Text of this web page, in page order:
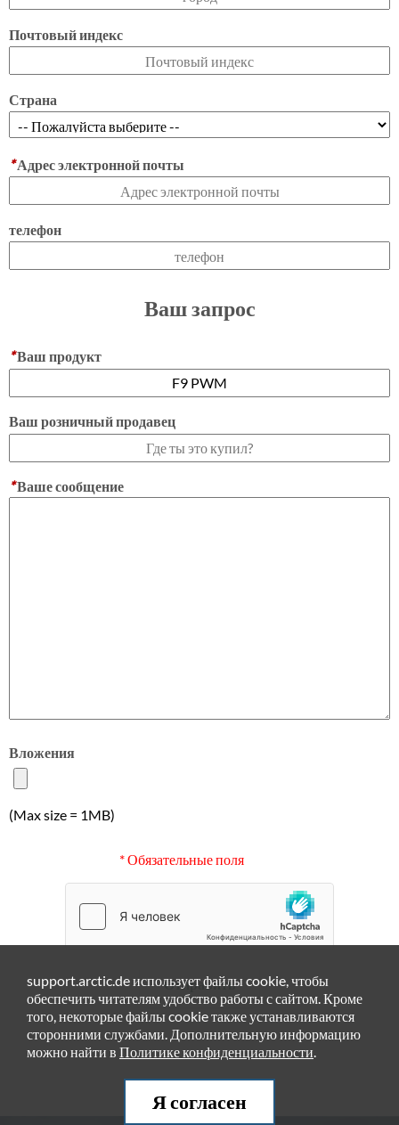
Почтовый индекс
Страна
*Адрес электронной почты
телефон
Ваш запрос
*Ваш продукт
Ваш розничный продавец
*Ваше сообщение
Вложения
(Max size = 1MB)
* Обязательные поля
Отправить
support.arctic.de использует файлы cookie, чтобы
обеспечить читателям удобство работы с сайтом. Кроме
того, некоторые файлы cookie также устанавливаются
сторонними службами. Дополнительную информацию
можно найти в Политике конфиденциальности.
Я согласен